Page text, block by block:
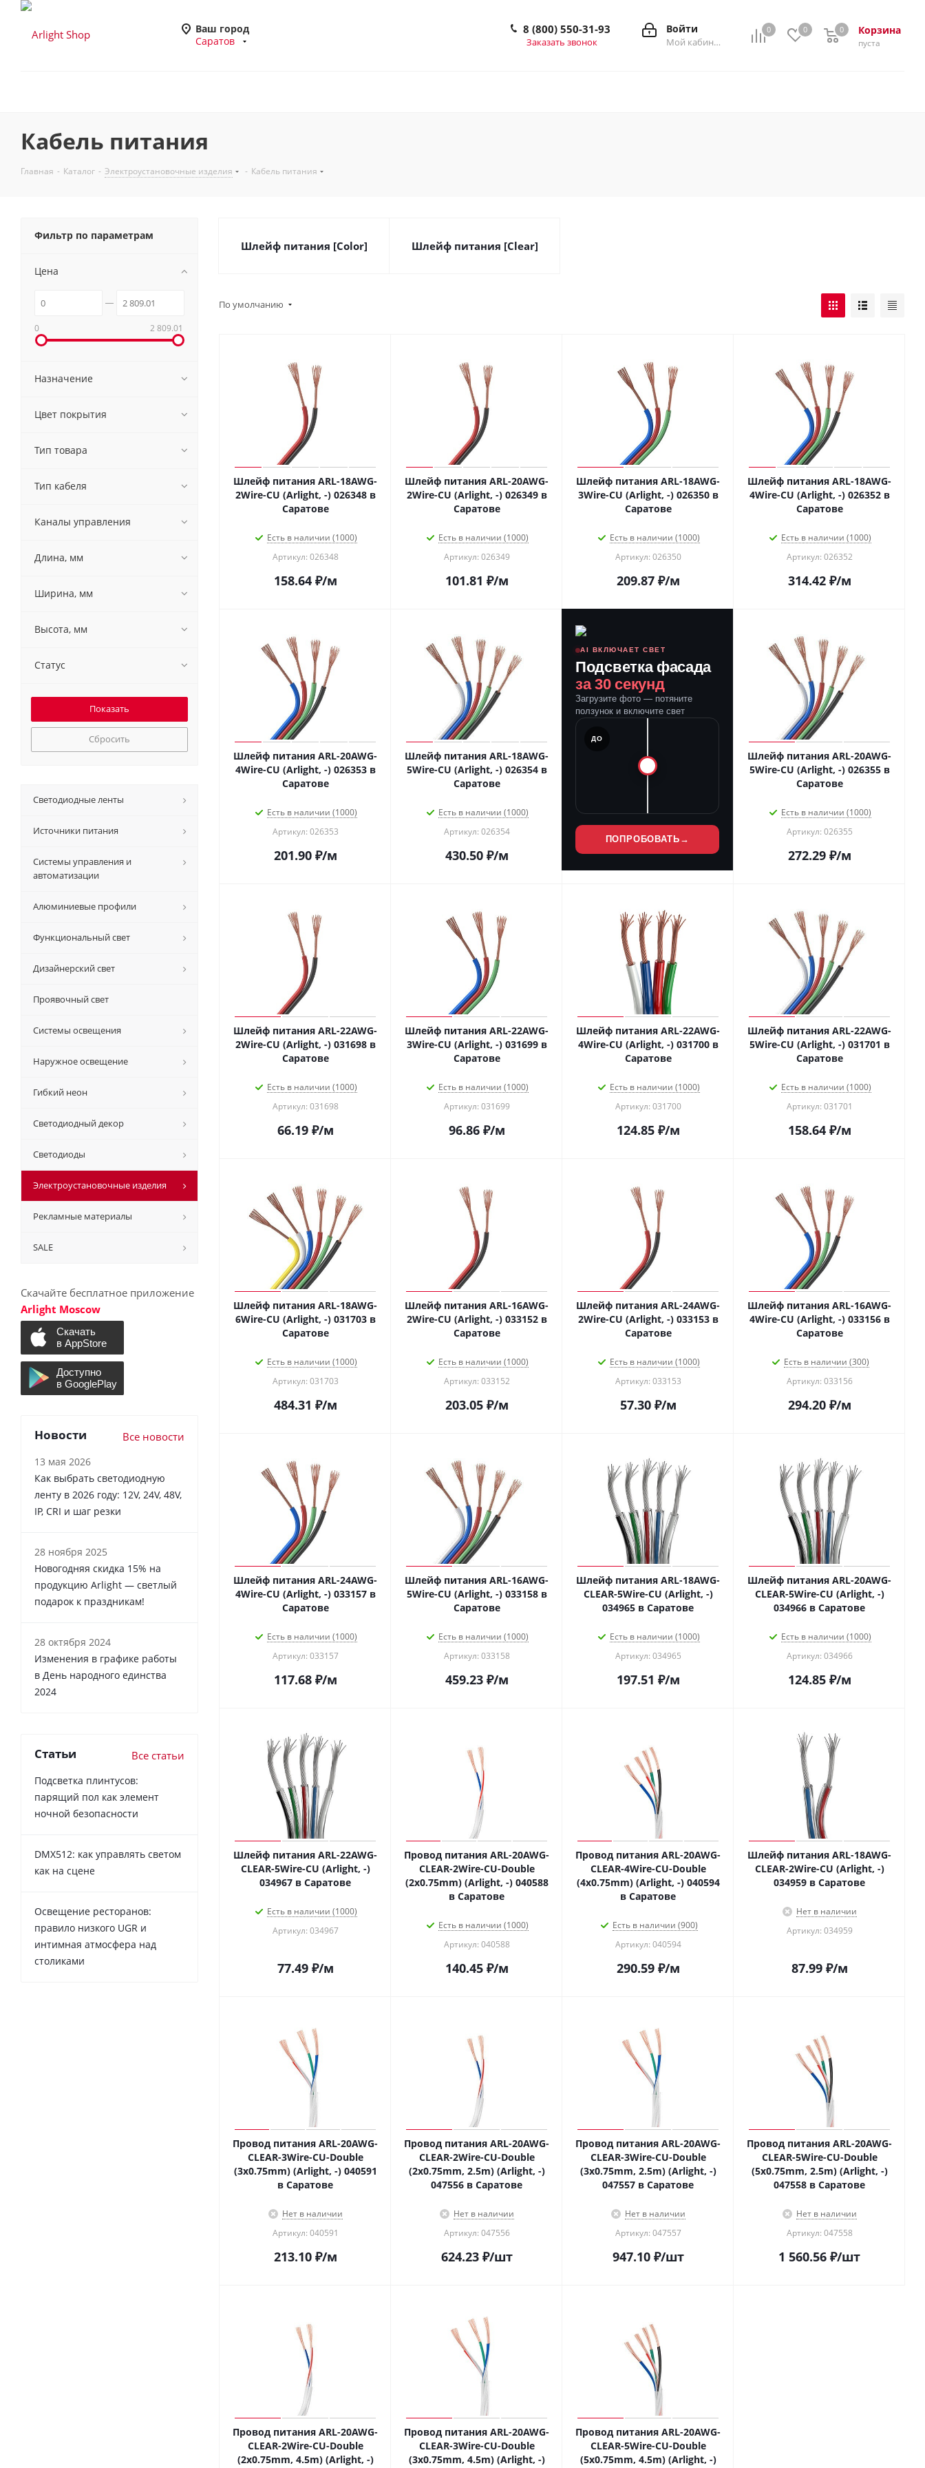
Ваш город
Саратов
0 0 Корзина
0
пуста
0
Войти
Мой кабинет
8 (800) 550-31-93
Заказать звонок
Кабель питания
Главная - Каталог - Электроустановочные изделия - Кабель питания
Шлейф питания [Color] Шлейф питания [Clear]
По умолчанию
Шлейф питания ARL-18AWG-
2Wire-CU (Arlight, -) 026348 в
Саратове
Есть в наличии (1000)
Артикул: 026348
158.64₽/м
Шлейф питания ARL-20AWG-
2Wire-CU (Arlight, -) 026349 в
Саратове
Есть в наличии (1000)
Артикул: 026349
101.81 ₽/м
Шлейф питания ARL-18AWG-
3Wire-CU (Arlight, -) 026350 в
Саратове
Есть в наличии (1000)
Артикул: 026350
209.87₽/м
Шлейф питания ARL-18AWG-
4Wire-CU (Arlight, -) 026352 в
Саратове
Есть в наличии (1000)
Артикул: 026352
314.42₽/м
Шлейф питания ARL-20AWG-
4Wire-CU (Arlight, -) 026353 в
Саратове
Есть в наличии (1000)
Артикул: 026353
201.90₽/м
Шлейф питания ARL-18AWG-
5Wire-CU (Arlight, -) 026354 в
Саратове
Есть в наличии (1000)
Артикул: 026354
430.50₽/м
AI ВКЛЮЧАЕТ СВЕТ
Подсветка фасада
за 30 секунд
Загрузите фото — потяните
ползунок и включите свет
ДО
ПОПРОБОВАТЬ →
Шлейф питания ARL-20AWG-
5Wire-CU (Arlight, -) 026355 в
Саратове
Есть в наличии (1000)
Артикул: 026355
272.29₽/м
Шлейф питания ARL-22AWG-
2Wire-CU (Arlight, -) 031698 в
Саратове
Есть в наличии (1000)
Артикул: 031698
66.19₽/м
Шлейф питания ARL-22AWG-
3Wire-CU (Arlight, -) 031699 в
Саратове
Есть в наличии (1000)
Артикул: 031699
96.86₽/м
Шлейф питания ARL-22AWG-
4Wire-CU (Arlight, -) 031700 в
Саратове
Есть в наличии (1000)
Артикул: 031700
124.85₽/м
Шлейф питания ARL-22AWG-
5Wire-CU (Arlight, -) 031701 в
Саратове
Есть в наличии (1000)
Артикул: 031701
158.64₽/м
Шлейф питания ARL-18AWG-
6Wire-CU (Arlight, -) 031703 в
Саратове
Есть в наличии (1000)
Артикул: 031703
484.31 ₽/м
Шлейф питания ARL-16AWG-
2Wire-CU (Arlight, -) 033152 в
Саратове
Есть в наличии (1000)
Артикул: 033152
203.05₽/м
Шлейф питания ARL-24AWG-
2Wire-CU (Arlight, -) 033153 в
Саратове
Есть в наличии (1000)
Артикул: 033153
57.30₽/м
Шлейф питания ARL-16AWG-
4Wire-CU (Arlight, -) 033156 в
Саратове
Есть в наличии (300)
Артикул: 033156
294.20₽/м
Шлейф питания ARL-24AWG-
4Wire-CU (Arlight, -) 033157 в
Саратове
Есть в наличии (1000)
Артикул: 033157
117.68₽/м
Шлейф питания ARL-16AWG-
5Wire-CU (Arlight, -) 033158 в
Саратове
Есть в наличии (1000)
Артикул: 033158
459.23₽/м
Шлейф питания ARL-18AWG-
CLEAR-5Wire-CU (Arlight, -)
034965 в Саратове
Есть в наличии (1000)
Артикул: 034965
197.51 ₽/м
Шлейф питания ARL-20AWG-
CLEAR-5Wire-CU (Arlight, -)
034966 в Саратове
Есть в наличии (1000)
Артикул: 034966
124.85₽/м
Шлейф питания ARL-22AWG-
CLEAR-5Wire-CU (Arlight, -)
034967 в Саратове
Есть в наличии (1000)
Артикул: 034967
77.49₽/м
Провод питания ARL-20AWG-
CLEAR-2Wire-CU-Double
(2x0.75mm) (Arlight, -) 040588
в Саратове
Есть в наличии (1000)
Артикул: 040588
140.45₽/м
Провод питания ARL-20AWG-
CLEAR-4Wire-CU-Double
(4x0.75mm) (Arlight, -) 040594
в Саратове
Есть в наличии (900)
Артикул: 040594
290.59₽/м
Шлейф питания ARL-18AWG-
CLEAR-2Wire-CU (Arlight, -)
034959 в Саратове
Нет в наличии
Артикул: 034959
87.99₽/м
Провод питания ARL-20AWG-
CLEAR-3Wire-CU-Double
(3x0.75mm) (Arlight, -) 040591
в Саратове
Нет в наличии
Артикул: 040591
213.10₽/м
Провод питания ARL-20AWG-
CLEAR-2Wire-CU-Double
(2x0.75mm, 2.5m) (Arlight, -)
047556 в Саратове
Нет в наличии
Артикул: 047556
624.23₽/шт
Провод питания ARL-20AWG-
CLEAR-3Wire-CU-Double
(3x0.75mm, 2.5m) (Arlight, -)
047557 в Саратове
Нет в наличии
Артикул: 047557
947.10₽/шт
Провод питания ARL-20AWG-
CLEAR-5Wire-CU-Double
(5x0.75mm, 2.5m) (Arlight, -)
047558 в Саратове
Нет в наличии
Артикул: 047558
1 560.56 ₽/шт
Провод питания ARL-20AWG-
CLEAR-2Wire-CU-Double
(2x0.75mm, 4.5m) (Arlight, -)
Провод питания ARL-20AWG-
CLEAR-3Wire-CU-Double
(3x0.75mm, 4.5m) (Arlight, -)
Провод питания ARL-20AWG-
CLEAR-5Wire-CU-Double
(5x0.75mm, 4.5m) (Arlight, -)
Фильтр по параметрам
Цена
0 2 809.01
Назначение
Цвет покрытия
Тип товара
Тип кабеля
Каналы управления
Длина, мм
Ширина, мм
Высота, мм
Статус
Сбросить
Светодиодные ленты
Источники питания
Системы управления и
автоматизации
Алюминиевые профили
Функциональный свет
Дизайнерский свет
Проявочный свет
Системы освещения
Наружное освещение
Гибкий неон
Светодиодный декор
Светодиоды
Электроустановочные изделия
Рекламные материалы
SALE
Скачайте бесплатное приложение
Arlight Moscow
Новости Все новости
13 мая 2026
Как выбрать светодиодную
ленту в 2026 году: 12V, 24V, 48V,
IP, CRI и шаг резки
28 ноября 2025
Новогодняя скидка 15% на
продукцию Arlight — светлый
подарок к праздникам!
28 октября 2024
Изменения в графике работы
в День народного единства
2024
Статьи Все статьи
Подсветка плинтусов:
парящий пол как элемент
ночной безопасности
DMX512: как управлять светом
как на сцене
Освещение ресторанов:
правило низкого UGR и
интимная атмосфера над
столиками